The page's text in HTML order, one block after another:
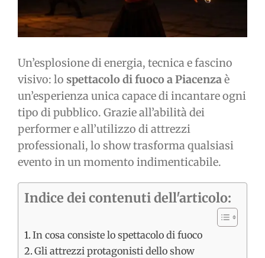
Un’esplosione di energia, tecnica e fascino
visivo: lo spettacolo di fuoco a Piacenzaè
un’esperienza unica capace di incantare ogni
tipo di pubblico. Grazie all’abilità dei
performer e all’utilizzo di attrezzi
professionali, lo show trasforma qualsiasi
evento in un momento indimenticabile.
Indice dei contenuti dell'articolo:
In cosa consiste lo spettacolo di fuoco
Gli attrezzi protagonisti dello show